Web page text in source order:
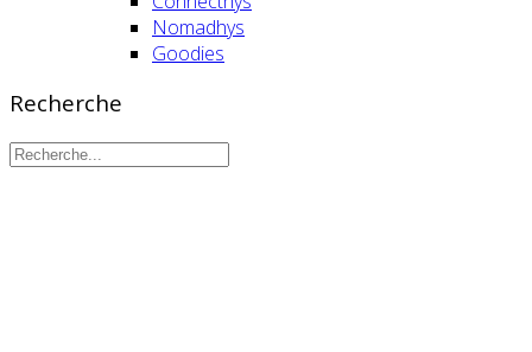
Nomadhys
Goodies
Recherche